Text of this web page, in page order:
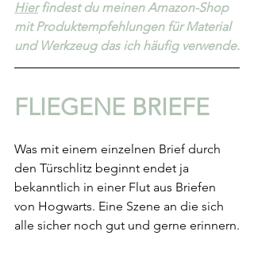
Hier findest du meinen Amazon-Shop
mit Produktempfehlungen für Material
und Werkzeug das ich häufig verwende.
FLIEGENE BRIEFE
Was mit einem einzelnen Brief durch
den Türschlitz beginnt endet ja
bekanntlich in einer Flut aus Briefen
von Hogwarts. Eine Szene an die sich
alle sicher noch gut und gerne erinnern.